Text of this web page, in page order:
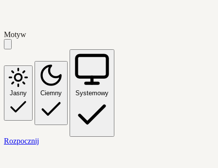
Motyw
Jasny Ciemny Systemowy
Rozpocznij